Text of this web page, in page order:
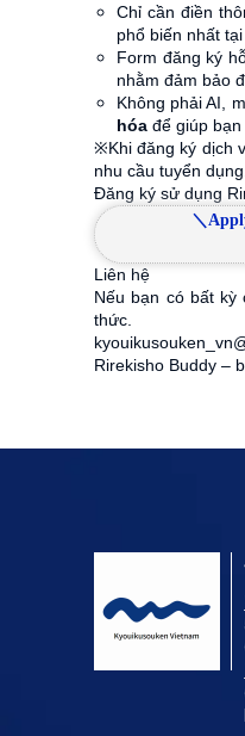
Chỉ cần điền
phổ biến nhất tại
Form đăng ký
nhằm đảm bảo
Không phải AI,
hóa để giúp bạn
※Khi đăng ký dịch
nhu cầu tuyển dụng.
Đăng ký sử dụng
＼
Liên hệ
Nếu bạn có bất kỳ
thức.
Rirekisho Buddy –